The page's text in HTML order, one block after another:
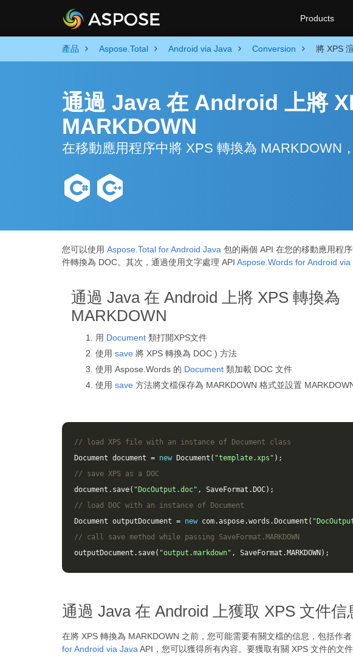
Products
產品 Aspose.Total Android via Java Conversion 將 XPS
通過 Java 在 Android 上將
MARKDOWN
在移動應用程序中將 XPS 轉換為 MARKDOWN
您可以使用 Aspose.Total for Android Java 包的兩個 API 在您的移動應用程
件轉換為 DOC。其次，通過使用文字處理 API Aspose.Words for Android via
通過 Java 在 Android 上將 XPS 轉換為
MARKDOWN
用 Document 類打開XPS文件
使用 save 將 XPS 轉換為 DOC ) 方法
使用 Aspose.Words 的 Document 類加載 DOC 文件
使用 save 方法將文檔保存為 MARKDOWN 格式並設置
// load XPS file with an instance of Document class
Document document = new Document ( "template.xps" );
// save XPS as a DOC
document . save( "DocOutput.doc" , SaveFormat . DOC);
// load DOC with an instance of Document
Document outputDocument = new com.aspose.words . Document (
// call save method while passing SaveFormat.MARKDOWN
outputDocument . save( "output.markdown" , SaveFormat . MARKDOWN );
通過 Java 在 Android 上獲取 XPS 文件信
在將 XPS 轉換為 MARKDOWN 之前，您可能需要有關文檔的信息，包括作
for Android via Java API，您可以獲得所有內容。要獲取有關 XPS 文件的文